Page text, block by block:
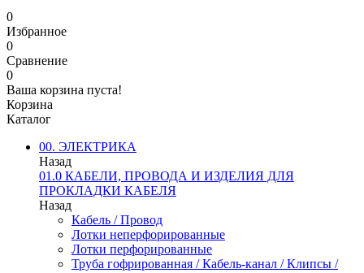
0
Избранное
0
Сравнение
0
Ваша корзина пуста!
Корзина
Каталог
00. ЭЛЕКТРИКА
Назад
01.0 КАБЕЛИ, ПРОВОДА И ИЗДЕЛИЯ ДЛЯ
ПРОКЛАДКИ КАБЕЛЯ
Назад
Кабель / Провод
Лотки неперфорированные
Лотки перфорированные
Труба гофрированная / Кабель-канал / Клипсы /